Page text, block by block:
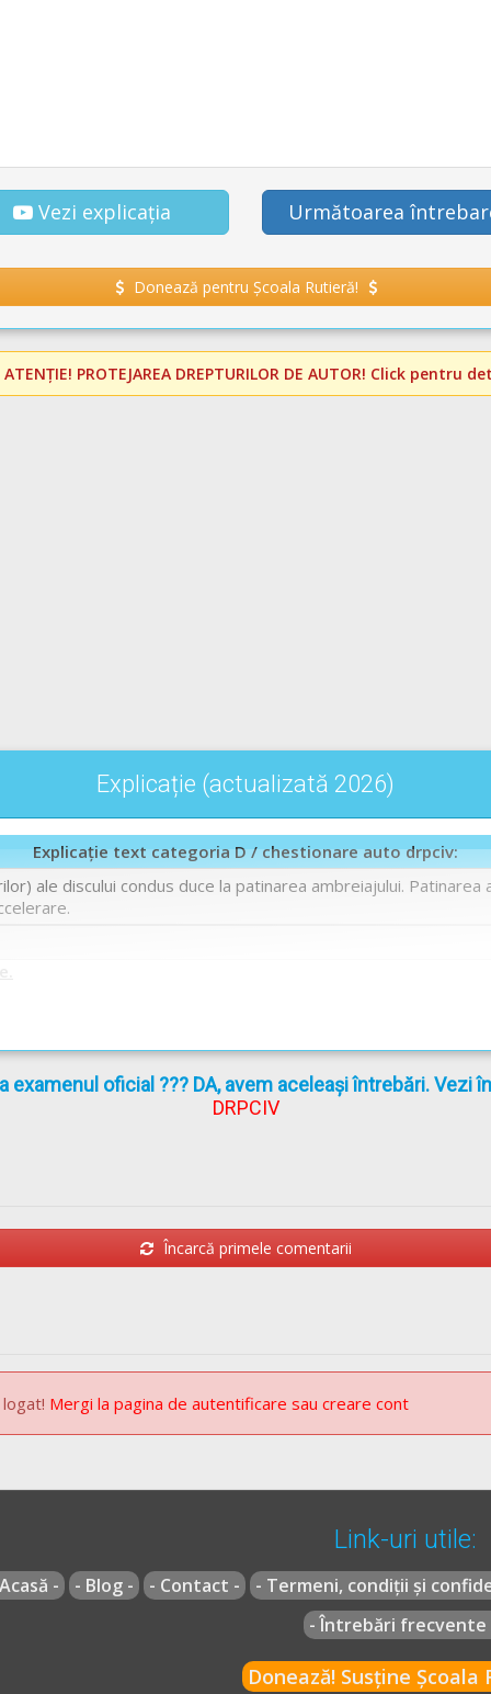
Vezi explicația Următoarea
Donează pentru Școala Rutieră!
ATENȚIE! PROTEJAREA DREPTURILOR DE AUTOR! Click pentru
Explicație (actualizată 2026)
Explicație text categoria D / chestionare auto drpciv:
ale discului condus duce la patinarea ambreiajului.
oficial ??? DA, avem aceleași întrebări. Vezi
DRPCIV
Încarcă primele comentarii
Mergi la pagina de autentificare sau creare cont
Link-uri utile:
- - Blog - - Contact - - Termeni, condiții și
- Întrebări frecvente
Donează! Susține Școala